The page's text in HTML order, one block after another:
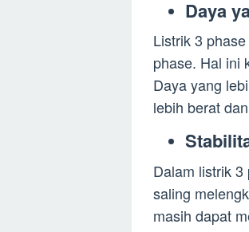
Daya
Listrik 3
phase. Hal ini
Daya yang
lebih berat
Dalam listrik
saling
masih dapat